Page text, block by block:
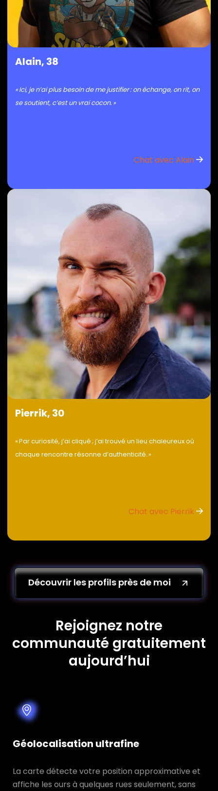
Alain, 38
« Ici, je n’ai plus besoin de me justifier : on échange, on rit, on
se soutient, c’est un vrai cocon. »
Chat avec Alain
Pierrik, 30
« Par curiosité, j’ai cliqué ; j’ai trouvé un lieu chaleureux où
chaque rencontre résonne d’authenticité. »
Chat avec Pierrik
Découvrir les profils près de moi
Rejoignez notre
communauté gratuitement
aujourd’hui
Géolocalisation ultrafine
La carte détecte votre position approximative et
affiche les ours à quelques rues seulement, sans